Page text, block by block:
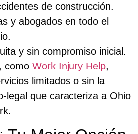
de construcción.
y abogados en todo el
y sin compromiso inicial.
como Work Injury Help,
limitados o sin la
legal que caracteriza a Ohio